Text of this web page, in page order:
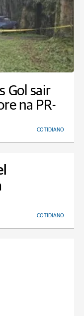
Gol sair
na PR-
COTIDIANO
COTIDIANO